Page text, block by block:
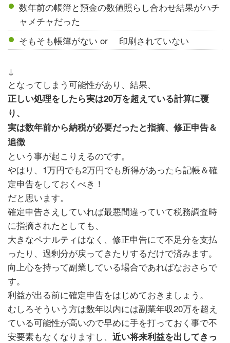
数年前の帳簿と預金の数値照らし合わせ結果がハチ
ャメチャだった
そもそも帳簿がない or 印刷されていない
↓
となってしまう可能性があり、結果、
正しい処理をしたら実は20万を超えている計算に覆
り、
実は数年前から納税が必要だったと指摘、修正申告＆
追徴
という事が起こりえるのです。
やはり、1万円でも2万円でも所得があったら記帳＆確
定申告をしておくべき！
だと思います。
確定申告さえしていれば最悪間違っていて税務調査時
に指摘されたとしても、
大きなペナルティはなく、修正申告にて不足分を支払
ったり、過剰分が戻ってきたりするだけで済みます。
向上心を持って副業している場合であればなおさらで
す。
利益が出る前に確定申告をはじめておきましょう。
むしろそういう方は数年以内には副業年収20万を超え
ている可能性が高いので早めに手を打っておく事で不
安要素もなくなりますし、 近い将来利益を出してきっ